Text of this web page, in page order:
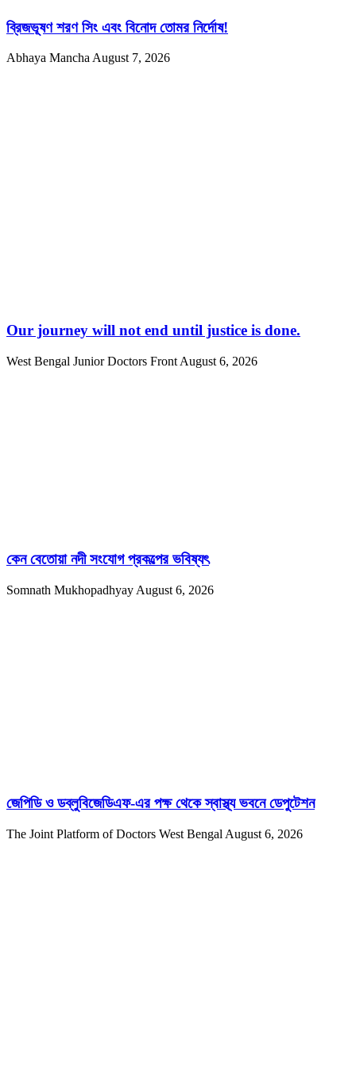
ব্রিজভূষণ শরণ সিং এবং বিনোদ তোমর নির্দোষ!
Abhaya Mancha August 7, 2026
Our journey will not end until justice is done.
West Bengal Junior Doctors Front August 6, 2026
কেন বেতোয়া নদী সংযোগ প্রকল্পের ভবিষ্যৎ
Somnath Mukhopadhyay August 6, 2026
জেপিডি ও ডব্লুবিজেডিএফ-এর পক্ষ থেকে স্বাস্থ্য ভবনে ডেপুটেশন
The Joint Platform of Doctors West Bengal August 6, 2026